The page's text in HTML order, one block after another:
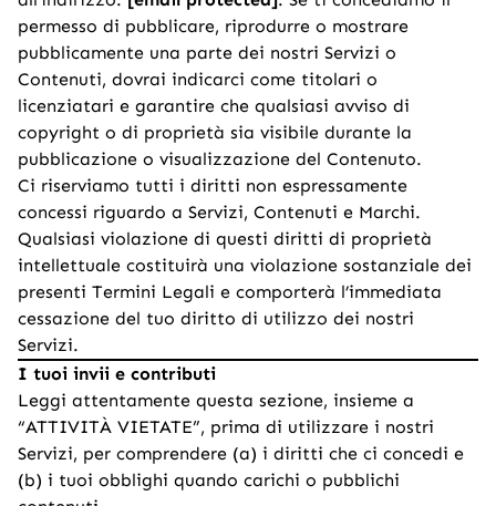
permesso di pubblicare, riprodurre o mostrare
pubblicamente una parte dei nostri Servizi o
Contenuti, dovrai indicarci come titolari o
licenziatari e garantire che qualsiasi avviso di
copyright o di proprietà sia visibile durante la
pubblicazione o visualizzazione del Contenuto.
Ci riserviamo tutti i diritti non espressamente
concessi riguardo a Servizi, Contenuti e Marchi.
Qualsiasi violazione di questi diritti di proprietà
intellettuale costituirà una violazione sostanziale dei
presenti Termini Legali e comporterà l’immediata
cessazione del tuo diritto di utilizzo dei nostri
Servizi.
I tuoi invii e contributi
Leggi attentamente questa sezione, insieme a
“ATTIVITÀ VIETATE”, prima di utilizzare i nostri
Servizi, per comprendere (a) i diritti che ci concedi e
(b) i tuoi obblighi quando carichi o pubblichi